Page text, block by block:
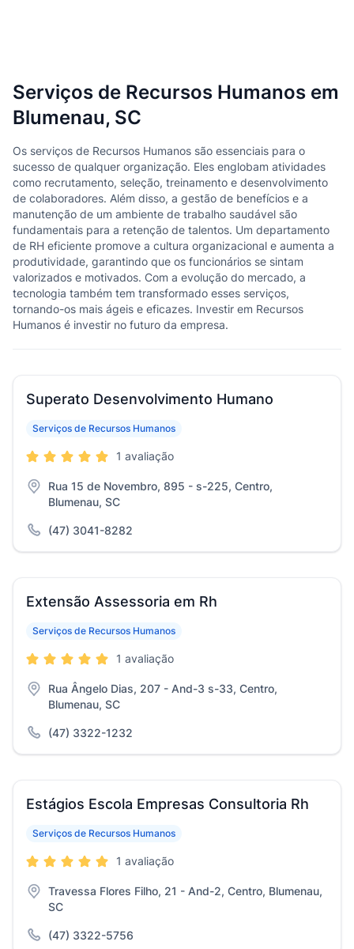
Serviços de Recursos Humanos em
Blumenau, SC
Os serviços de Recursos Humanos são essenciais para o
sucesso de qualquer organização. Eles englobam atividades
como recrutamento, seleção, treinamento e desenvolvimento
de colaboradores. Além disso, a gestão de benefícios e a
manutenção de um ambiente de trabalho saudável são
fundamentais para a retenção de talentos. Um departamento
de RH eficiente promove a cultura organizacional e aumenta a
produtividade, garantindo que os funcionários se sintam
valorizados e motivados. Com a evolução do mercado, a
tecnologia também tem transformado esses serviços,
tornando-os mais ágeis e eficazes. Investir em Recursos
Humanos é investir no futuro da empresa.
Superato Desenvolvimento Humano
Serviços de Recursos Humanos
1 avaliação
Rua 15 de Novembro, 895 - s-225, Centro,
Blumenau, SC
(47) 3041-8282
Extensão Assessoria em Rh
Serviços de Recursos Humanos
1 avaliação
Rua Ângelo Dias, 207 - And-3 s-33, Centro,
Blumenau, SC
(47) 3322-1232
Estágios Escola Empresas Consultoria Rh
Serviços de Recursos Humanos
1 avaliação
Travessa Flores Filho, 21 - And-2, Centro, Blumenau,
SC
(47) 3322-5756